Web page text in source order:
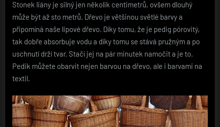
Stonek liány je silný jen několik centimetrů, ovšem dlouhý
může být až sto metrů. Dřevo je většinou světlé barvy a
připomíná naše lipové dřevo. Díky tomu, že je pedig pórovitý,
tak dobře absorbuje vodu a díky tomu se stává pružným a po
uschnutí drží tvar. Stačí jej na pár minutek namočit a je to.
Pedik můžete obarvit nejen barvou na dřevo, ale i barvami na
textil.